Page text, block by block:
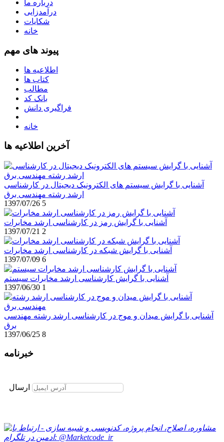
درباره ما
درآمدزایی
شکایات
خانه
پیوند های مهم
اطلاعیه ها
کتاب ها
مطالب
بانک کد
فراگیری دانش
خانه
آخرین اطلاعیه ها
آشنایی با گرایش سیستم های الکترونیک دیجیتال در کارشناسی
ارشد رشته مهندسی برق
1397/07/26 5
آشنایی با گرایش رمز در کارشناسی ارشد مخابرات
1397/07/21 2
آشنایی با گرایش شبکه در کارشناسی ارشد مخابرات
1397/07/09 6
آشنایی با گرایش کارشناسی ارشد مخابرات سیستم
1397/06/30 1
آشنایی با گرایش میدان و موج در کارشناسی ارشد رشته مهندسی
برق
1397/06/25 8
خبرنامه
ارسال